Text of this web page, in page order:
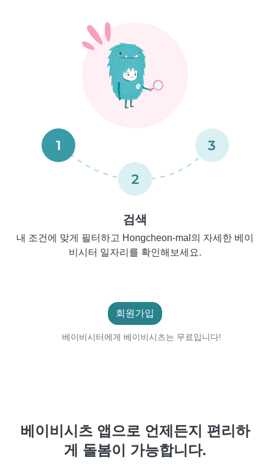
1
2
3
검색
내 조건에 맞게 필터하고 Hongcheon-mal의 자세한 베이
비시터 일자리를 확인해보세요.
회원가입
베이비시터에게 베이비시츠는 무료입니다!
베이비시츠 앱으로 언제든지 편리하
게 돌봄이 가능합니다.